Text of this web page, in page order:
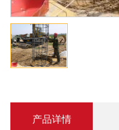
产品详情